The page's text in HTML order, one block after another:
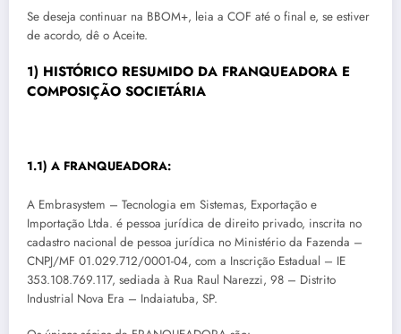
Se deseja continuar na BBOM+, leia a COF até o final e, se estiver
de acordo, dê o Aceite.
1) HISTÓRICO RESUMIDO DA FRANQUEADORA E
COMPOSIÇÃO SOCIETÁRIA
1.1) A FRANQUEADORA:
A Embrasystem – Tecnologia em Sistemas, Exportação e
Importação Ltda. é pessoa jurídica de direito privado, inscrita no
cadastro nacional de pessoa jurídica no Ministério da Fazenda –
CNPJ/MF 01.029.712/0001-04, com a Inscrição Estadual – IE
353.108.769.117, sediada à Rua Raul Narezzi, 98 – Distrito
Industrial Nova Era – Indaiatuba, SP.